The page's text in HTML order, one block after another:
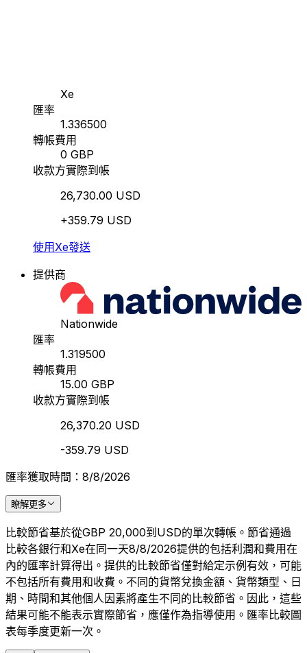
Xe
匯率
1.336500
轉帳費用
0 GBP
收款方實際到帳
26,730.00 USD
+359.79 USD
使用Xe發送
提供商
Nationwide
匯率
1.319500
轉帳費用
15.00 GBP
收款方實際到帳
26,370.20 USD
-359.79 USD
匯率獲取時間：8/8/2026
瞭解更多
比較節省基於從GBP 20,000到USD的單次轉帳。節省通過
比較各銀行和Xe在同一天8/8/2026提供的包括利潤和費用在
內的匯率計算得出。提供的比較節省僅對給定示例有效，可能
不包括所有費用和收費。不同的貨幣兌換金額、貨幣類型、日
期、時間和其他個人因素將產生不同的比較節省。因此，這些
結果可能不能表示實際節省，應僅作為指導使用。匯率比較圖
表每季度更新一次。